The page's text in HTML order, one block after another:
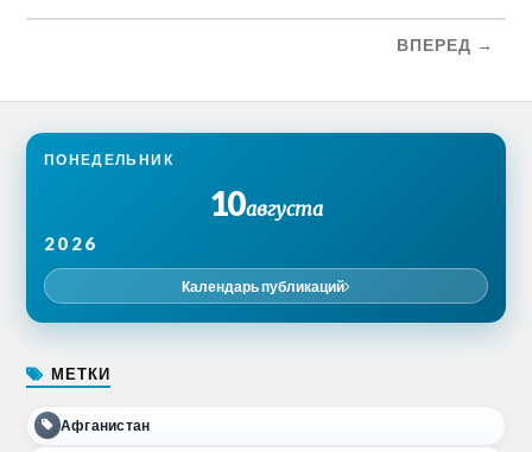
ВПЕРЕД →
ПОНЕДЕЛЬНИК
10августа
2026
Календарь публикаций
МЕТКИ
Афганистан